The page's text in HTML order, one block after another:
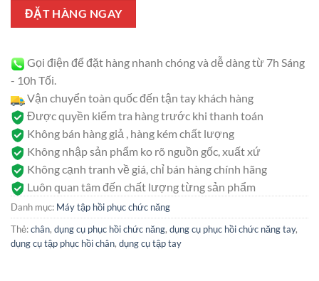
ĐẶT HÀNG NGAY
Gọi điện để đặt hàng nhanh chóng và dễ dàng từ 7h Sáng
- 10h Tối.
Vận chuyển toàn quốc đến tận tay khách hàng
Được quyền kiểm tra hàng trước khi thanh toán
Không bán hàng giả , hàng kém chất lượng
Không nhập sản phẩm ko rõ nguồn gốc, xuất xứ
Không cạnh tranh về giá, chỉ bán hàng chính hãng
Luôn quan tâm đến chất lượng từng sản phẩm
Danh mục: Máy tập hồi phục chức năng
Thẻ:chân, dụng cụ phục hồi chức năng, dụng cụ phục hồi chức năng tay,
dụng cụ tập phục hồi chân, dụng cụ tập tay